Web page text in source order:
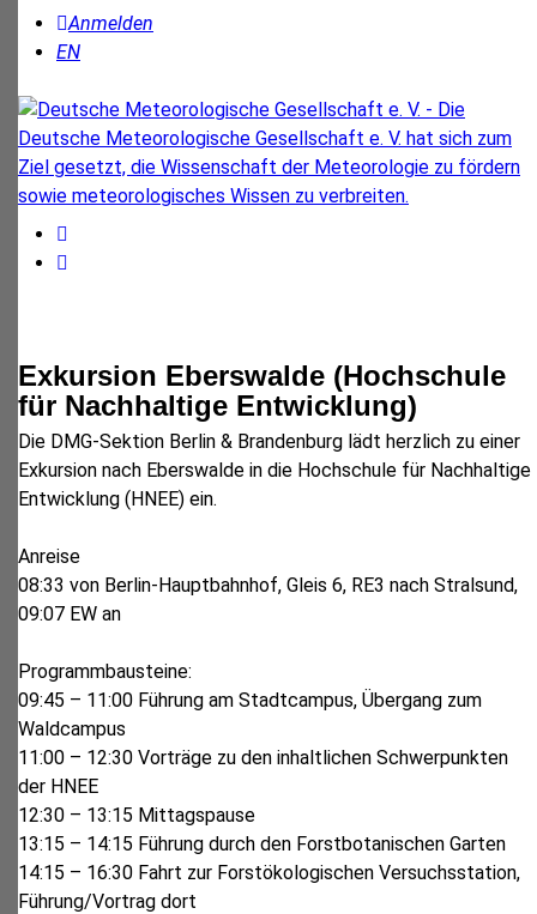
Anmelden
EN
Exkursion Eberswalde (Hochschule
für Nachhaltige Entwicklung)
Die DMG-Sektion Berlin & Brandenburg lädt herzlich zu einer
Exkursion nach Eberswalde in die Hochschule für Nachhaltige
Entwicklung (HNEE) ein.
Anreise
08:33 von Berlin-Hauptbahnhof, Gleis 6, RE3 nach Stralsund,
09:07 EW an
Programmbausteine:
09:45 – 11:00 Führung am Stadtcampus, Übergang zum
Waldcampus
11:00 – 12:30 Vorträge zu den inhaltlichen Schwerpunkten
der HNEE
12:30 – 13:15 Mittagspause
13:15 – 14:15 Führung durch den Forstbotanischen Garten
14:15 – 16:30 Fahrt zur Forstökologischen Versuchsstation,
Führung/Vortrag dort